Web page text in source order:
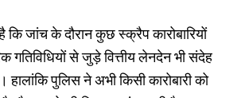
कि जांच के दौरान कुछ स्क्रैप कारोबारियों
गतिविधियों से जुड़े वित्तीय लेनदेन भी संदेह
पुलिस ने अभी किसी कारोबारी को